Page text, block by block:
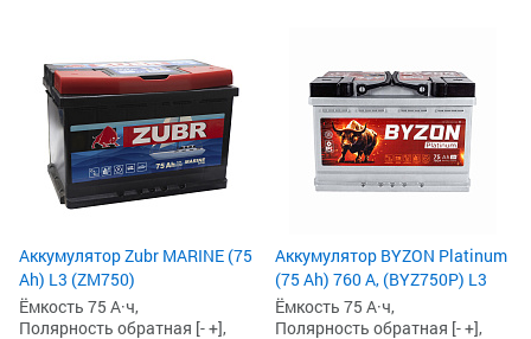
Аккумулятор Zubr MARINE (75
Ah) L3 (ZM750)
Ёмкость 75 А·ч,
Полярность обратная [- +],
Аккумулятор BYZON Platinum
(75 Ah) 760 А, (BYZ750P) L3
Ёмкость 75 А·ч,
Полярность обратная [- +],